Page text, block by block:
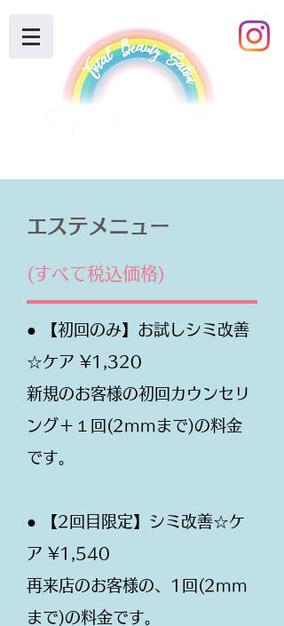
エステメニュー
(すべて税込価格)
● 【初回のみ】お試しシミ改善
☆ケア ¥1,320
新規のお客様の初回カウンセリ
ング＋１回(2mmまで)の料金
です。
● 【2回目限定】シミ改善☆ケ
ア ¥1,540
再来店のお客様の、1回(2mm
まで)の料金です。